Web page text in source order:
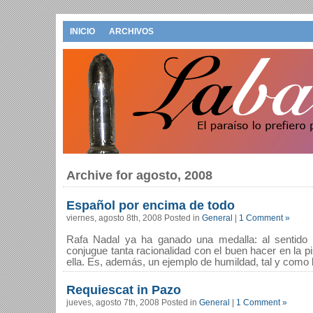
INICIO ARCHIVOS
Archive for agosto, 2008
Español por encima de todo
viernes, agosto 8th, 2008 Posted in General 1 Comment »
Rafa Nadal ya ha ganado una medalla: al
conjugue tanta racionalidad con el buen hacer en la
ella. Es, además, un ejemplo de humildad, tal y como
Requiescat in Pazo
jueves, agosto 7th, 2008 Posted in General 1 Comment »